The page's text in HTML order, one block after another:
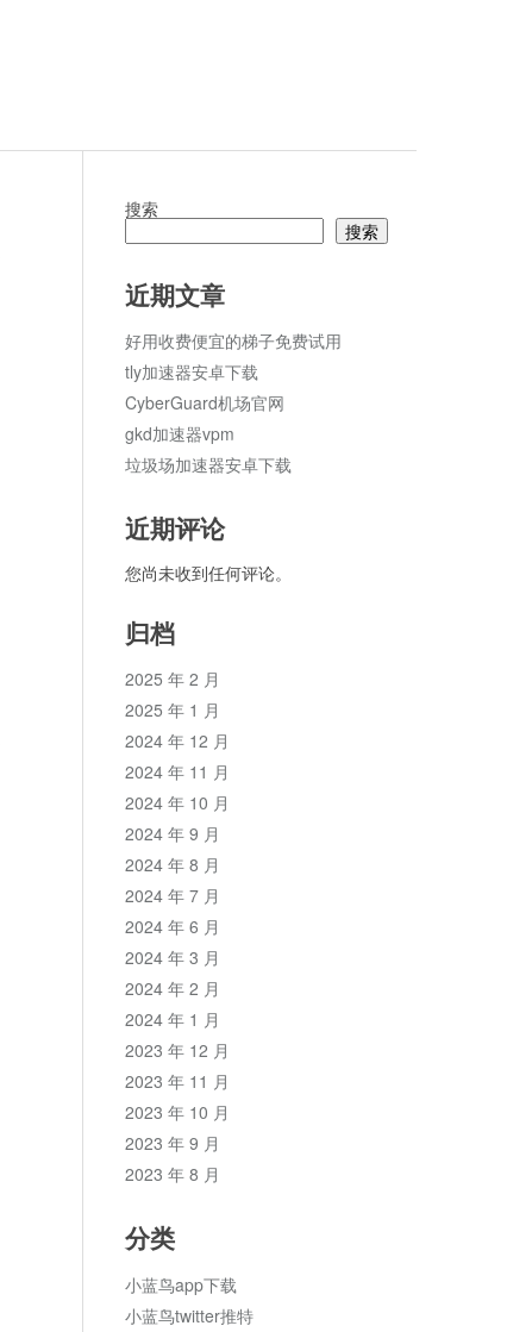
搜索
搜索
近期文章
好用收费便宜的梯子免费试用
tly加速器安卓下载
CyberGuard机场官网
gkd加速器vpm
垃圾场加速器安卓下载
近期评论
您尚未收到任何评论。
归档
2025 年 2 月
2025 年 1 月
2024 年 12 月
2024 年 11 月
2024 年 10 月
2024 年 9 月
2024 年 8 月
2024 年 7 月
2024 年 6 月
2024 年 3 月
2024 年 2 月
2024 年 1 月
2023 年 12 月
2023 年 11 月
2023 年 10 月
2023 年 9 月
2023 年 8 月
分类
小蓝鸟app下载
小蓝鸟twitter推特